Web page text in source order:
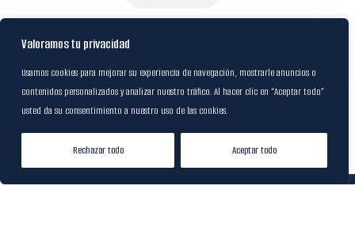
Valoramos tu privacidad
Usamos cookies para mejorar su experiencia de navegación, mostrarle anuncios o
contenidos personalizados y analizar nuestro tráfico. Al hacer clic en “Aceptar todo”
usted da su consentimiento a nuestro uso de las cookies.
Rechazar todo Aceptar todo
USuarios
Política de Datos